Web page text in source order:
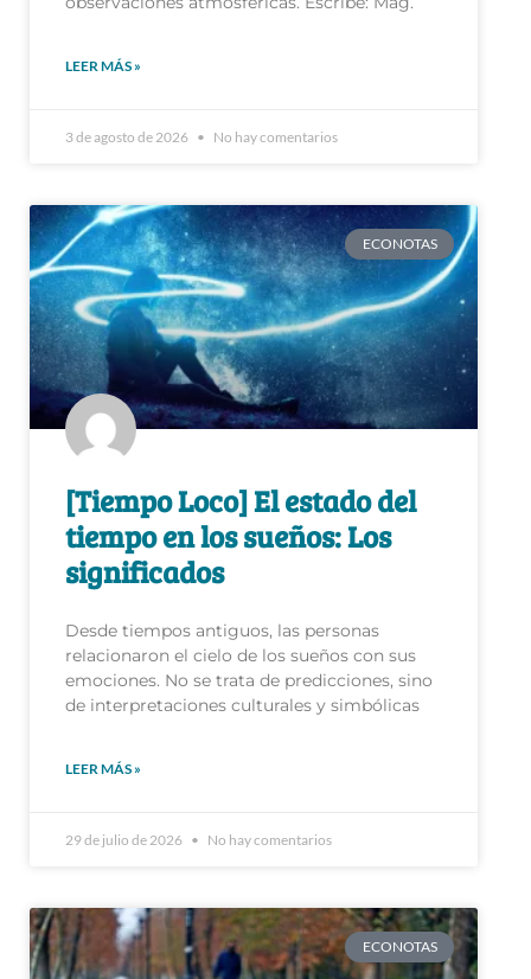
LEER MÁS »
3 de agosto de 2026 No hay comentarios
ECONOTAS
[Tiempo Loco] El estado del
tiempo en los sueños: Los
significados
Desde tiempos antiguos, las personas
relacionaron el cielo de los sueños con sus
emociones. No se trata de predicciones, sino
de interpretaciones culturales y simbólicas
LEER MÁS »
29 de julio de 2026 No hay comentarios
ECONOTAS